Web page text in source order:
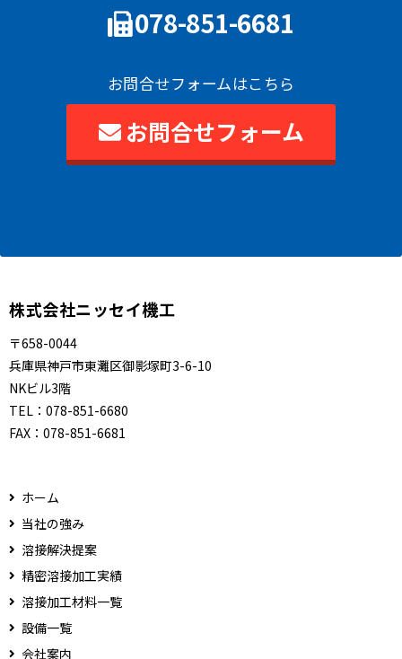
078-851-6681
お問合せフォームはこちら
お問合せフォーム
株式会社ニッセイ機工
〒658-0044
兵庫県神戸市東灘区御影塚町3-6-10
NKビル3階
TEL： 078-851-6680
FAX： 078-851-6681
ホーム
当社の強み
溶接解決提案
精密溶接加工実績
溶接加工材料一覧
設備一覧
会社案内